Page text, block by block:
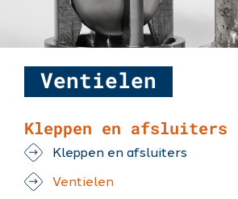
Ventielen
Kleppen en afsluiters
Kleppen en afsluiters
Ventielen